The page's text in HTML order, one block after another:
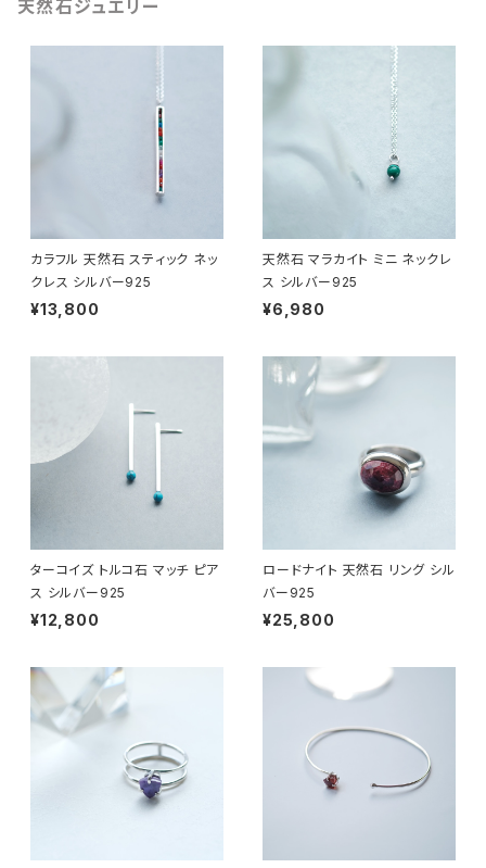
天然石ジュエリー
カラフル 天然石 スティック ネッ
クレス シルバー925
¥13,800
天然石 マラカイト ミニ ネックレ
ス シルバー925
¥6,980
ターコイズ トルコ石 マッチ ピア
ス シルバー925
¥12,800
ロードナイト 天然石 リング シル
バー925
¥25,800